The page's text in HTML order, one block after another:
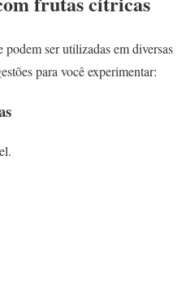
podem ser utilizadas em diversas
para você experimentar: